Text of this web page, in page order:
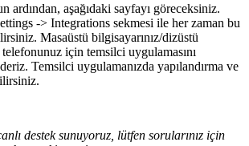
ardından, aşağıdaki sayfayı göreceksiniz.
-> Integrations sekmesi ile her zaman bu
Masaüstü bilgisayarınız/dizüstü
için temsilci uygulamasını
Temsilci uygulamanızda yapılandırma ve
destek sunuyoruz, lütfen sorularınız için